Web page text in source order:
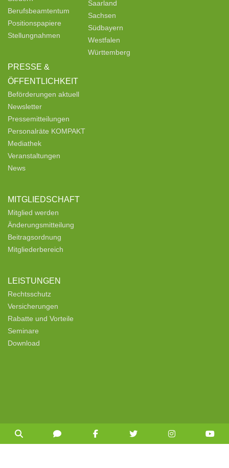
Berufsbeamtentum
Positionspapiere
Stellungnahmen
PRESSE &
ÖFFENTLICHKEIT
Beförderungen aktuell
Newsletter
Pressemitteilungen
Personalräte KOMPAKT
Mediathek
Veranstaltungen
News
MITGLIEDSCHAFT
Mitglied werden
Änderungsmitteilung
Beitragsordnung
Mitgliederbereich
LEISTUNGEN
Rechtsschutz
Versicherungen
Rabatte und Vorteile
Seminare
Download
Saarland
Sachsen
Südbayern
Westfalen
Württemberg